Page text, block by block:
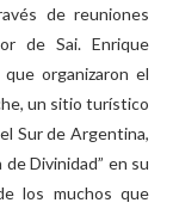
de reuniones
de Sai. Enrique
organizaron el
un sitio turístico
Sur de Argentina,
Divinidad” en su
los muchos que